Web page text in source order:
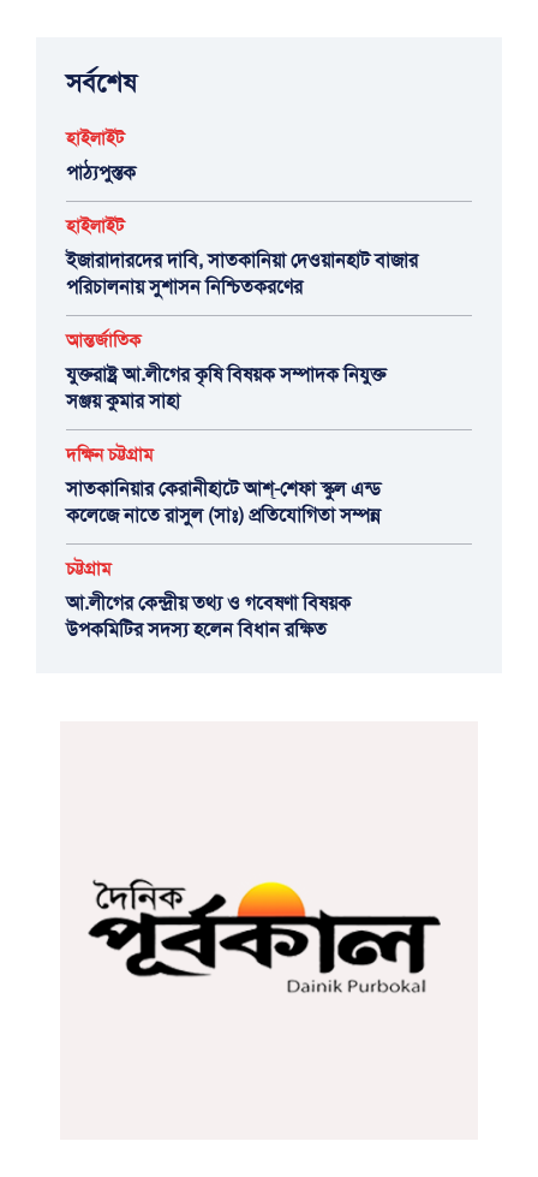
সর্বশেষ
হাইলাইট
পাঠ্যপুস্তক
হাইলাইট
ইজারাদারদের দাবি, সাতকানিয়া দেওয়ানহাট বাজার
পরিচালনায় সুশাসন নিশ্চিতকরণের
আন্তর্জাতিক
যুক্তরাষ্ট্র আ.লীগের কৃষি বিষয়ক সম্পাদক নিযুক্ত
সঞ্জয় কুমার সাহা
দক্ষিন চট্টগ্রাম
সাতকানিয়ার কেরানীহাটে আশ্-শেফা স্কুল এন্ড
কলেজে নাতে রাসুল (সাঃ) প্রতিযোগিতা সম্পন্ন
চট্টগ্রাম
আ.লীগের কেন্দ্রীয় তথ্য ও গবেষণা বিষয়ক
উপকমিটির সদস্য হলেন বিধান রক্ষিত